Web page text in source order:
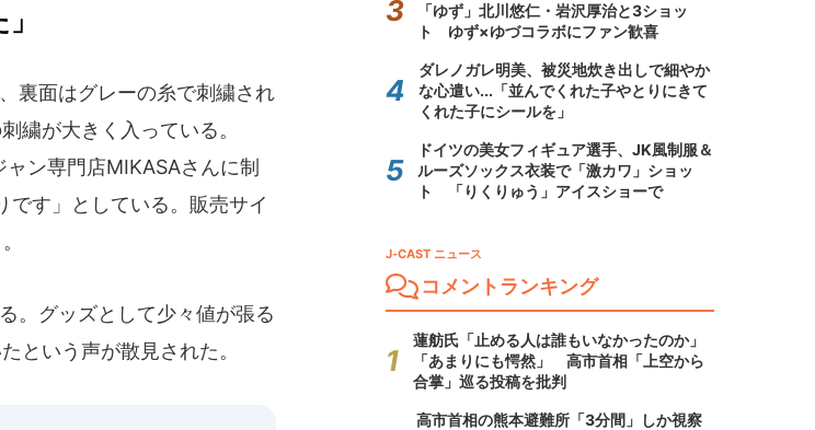
裏面はグレーの糸で刺繍され
繍が大きく入っている。
ン専門店MIKASAさんに制
す」としている。販売サイ
。グッズとして少々値が張る
という声が散見された。
「ゆず」北川悠仁・岩沢厚治と3ショッ
ト ゆず×ゆづコラボにファン歓喜
ダレノガレ明美、被災地炊き出しで細やか
な心遣い...「並んでくれた子やとりにきて
くれた子にシールを」
ドイツの美女フィギュア選手、JK風制服＆
ルーズソックス衣装で「激カワ」ショッ
ト 「りくりゅう」アイスショーで
J-CAST ニュース
コメントランキング
蓮舫氏「止める人は誰もいなかったのか」
「あまりにも愕然」 高市首相「上空から
合掌」巡る投稿を批判
高市首相の熊本避難所「3分間」しか視察